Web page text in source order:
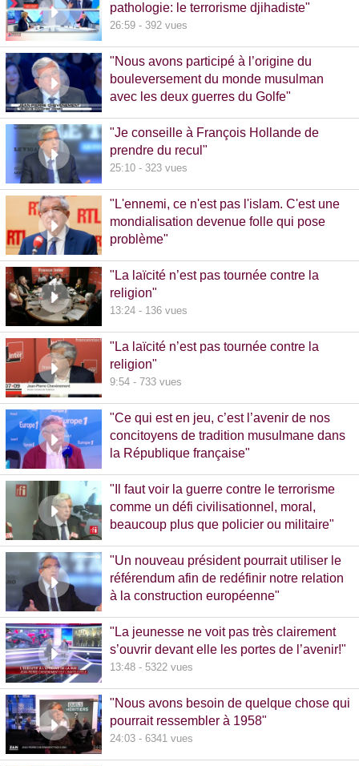
pathologie: le terrorisme djihadiste"
26:59 - 392 vues
"Nous avons participé à l’origine du
bouleversement du monde musulman
avec les deux guerres du Golfe"
"Je conseille à François Hollande de
prendre du recul"
25:10 - 323 vues
"L'ennemi, ce n'est pas l'islam. C'est une
mondialisation devenue folle qui pose
problème"
"La laïcité n’est pas tournée contre la
religion"
13:24 - 136 vues
"La laïcité n’est pas tournée contre la
religion"
9:54 - 733 vues
"Ce qui est en jeu, c’est l’avenir de nos
concitoyens de tradition musulmane dans
la République française"
"Il faut voir la guerre contre le terrorisme
comme un défi civilisationnel, moral,
beaucoup plus que policier ou militaire"
"Un nouveau président pourrait utiliser le
référendum afin de redéfinir notre relation
à la construction européenne"
"La jeunesse ne voit pas très clairement
s’ouvrir devant elle les portes de l’avenir!"
13:48 - 5322 vues
"Nous avons besoin de quelque chose qui
pourrait ressembler à 1958"
24:03 - 6341 vues